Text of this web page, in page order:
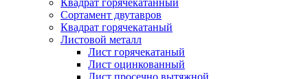
Квадрат горячекатанный
Сортамент двутавров
Квадрат горячекатаный
Листовой металл
Лист горячекатаный
Лист оцинкованный
Лист просечно вытяжной